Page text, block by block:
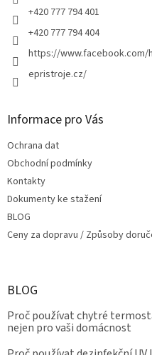
+420 777 794 401
+420 777 794 404
https://
epristroje.cz/
Informace pro Vás
Ochrana dat
Obchodní podmínky
Kontakty
Dokumenty ke stažení
BLOG
Ceny za dopravu / Způsoby
BLOG
Proč používat chytré
nejen pro vaši domácnost